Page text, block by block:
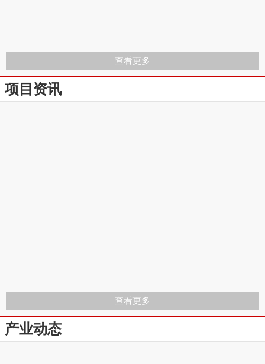
查看更多
项目资讯
查看更多
产业动态